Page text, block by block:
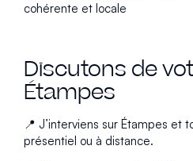
cohérente et locale
Discutons de
Étampes
📍 J’interviens sur Étampes et
présentiel ou à distance.